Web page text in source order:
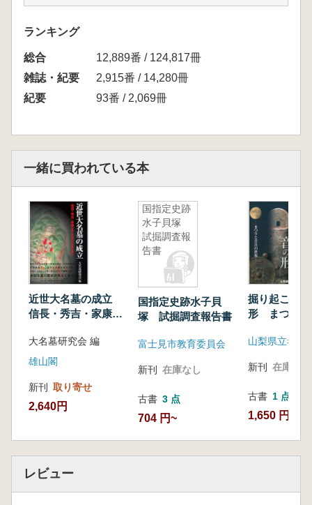
帳の作期説感想-(切畑 健)
【研究報告】
淡路・鳥飼八幡宮の懸仏について(宮本佳典)
白鹿記念酒造博物館所蔵 近代マッチ関係文書
について(尾崎耕司)
【調査報告】
三次元計測法の実践と応用
跡分布調査とGISによるデータベース-
兵庫津の総合的研究
近世・近代における産業遺跡の研究
兵庫県古代関係史料の再検討
兵庫県の近現代における美術(野外彫刻)
調理具・食器からみた弥生文化研究
ランキング
総合
12,889番 / 124,817冊
雑誌・紀要
2,915番 / 14,280冊
紀要
93番 / 2,069冊
一緒に買われている本
近世大名墓の成立
信長・秀吉・家康の
探る
大名墓研究会 編
雄山閣
新刊 取り寄せ
2,640円
国指定史跡
水子貝塚
試掘調査報
告書
国指定史跡水子貝
塚 試掘調査報告書
富士見市教育委員会
新刊 在庫なし
古書 3 点
704 円~
掘り起こさ
形 まつりと
山梨県立考古
新刊 在庫なし
古書 1 点
1,650 円
レビュー